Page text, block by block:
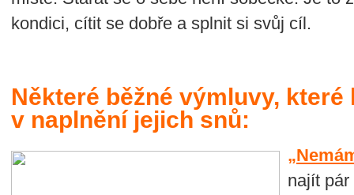
kondici, cítit se dobře a splnit si svůj cíl.
Některé běžné výmluvy, které
v naplnění jejich snů:
najít